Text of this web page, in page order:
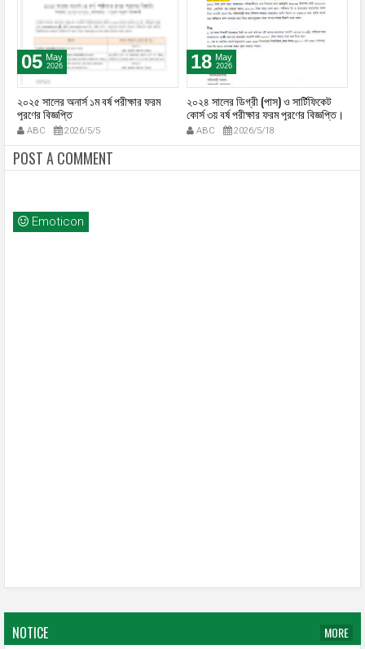
05 May
2026
২০২৫ সালের অনার্স ১ম বর্ষ পরীক্ষার ফরম
পূরণের বিজ্ঞপ্তি
ABC 2026/5/5
18 May
2026
২০২৪ সালের ডিগ্রী (পাস) ও সার্টিফিকেট
কোর্স ৩য় বর্ষ পরীক্ষার ফরম পূরণের বিজ্ঞপ্তি।
ABC 2026/5/18
POST A COMMENT
Emoticon
NOTICE MORE